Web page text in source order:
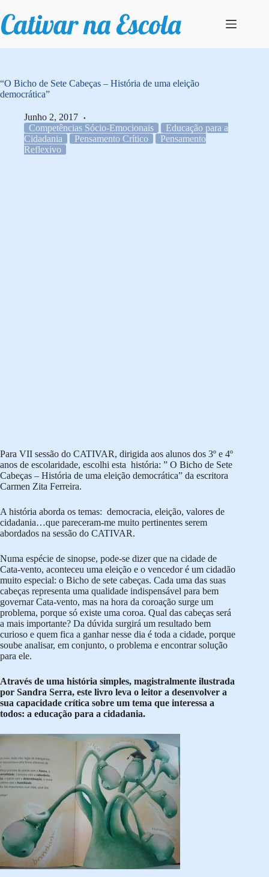
para
o
conteúdo
“O Bicho de Sete Cabeças – História de uma eleição
democrática”
Junho 2, 2017
Competências Sócio-Emocionais
Educação para a
Cidadania
Pensamento Crítico
Pensamento
Reflexivo
Para VII sessão do CATIVAR, dirigida aos alunos dos 3º e 4º
anos de escolaridade, escolhi esta história: ” O Bicho de Sete
Cabeças – História de uma eleição democrática” da escritora
Carmen Zita Ferreira.
A história aborda os temas: democracia, eleição, valores de
cidadania…que pareceram-me muito pertinentes serem
abordados na sessão do CATIVAR.
Numa espécie de sinopse, pode-se dizer que na cidade de
Cata-vento, aconteceu uma eleição e o vencedor é um cidadão
muito especial: o Bicho de sete cabeças. Cada uma das suas
cabeças representa uma qualidade indispensável para bem
governar Cata-vento, mas na hora da coroação surge um
problema, porque só existe uma coroa. Qual das cabeças será
a mais importante? Da dúvida surgirá um resultado bem
curioso e quem fica a ganhar nesse dia é toda a cidade, porque
soube analisar, em conjunto, o problema e encontrar solução
para ele.
Através de uma história simples, magistralmente ilustrada
por Sandra Serra, este livro leva o leitor a desenvolver a
sua capacidade crítica sobre um tema que interessa a
todos: a educação para a cidadania.